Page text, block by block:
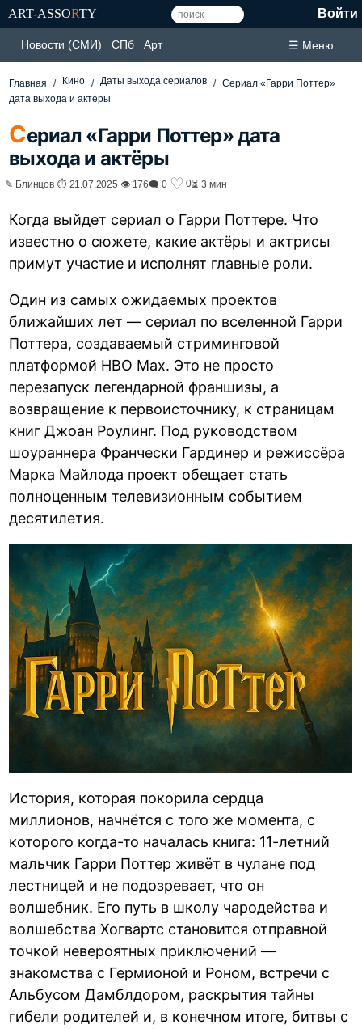
ART-ASSORTY Войти
Новости (СМИ) СПб Арт ☰ Меню
Главная Кино Даты выхода сериалов
Сериал «Гарри Поттер»
дата выхода и актёры
Сериал «Гарри Поттер» дата
выхода и актёры
✎ Блинцов ⏱ 21.07.2025 👁 176🗨 0 ♡ 0⏳ 3 мин
Когда выйдет сериал о Гарри Поттере. Что
известно о сюжете, какие актёры и актрисы
примут участие и исполнят главные роли.
Один из самых ожидаемых проектов
ближайших лет — сериал по вселенной Гарри
Поттера, создаваемый стриминговой
платформой HBO Max. Это не просто
перезапуск легендарной франшизы, а
возвращение к первоисточнику, к страницам
книг Джоан Роулинг. Под руководством
шоураннера Франчески Гардинер и режиссёра
Марка Майлода проект обещает стать
полноценным телевизионным событием
десятилетия.
История, которая покорила сердца
миллионов, начнётся с того же момента, с
которого когда-то началась книга: 11-летний
мальчик Гарри Поттер живёт в чулане под
лестницей и не подозревает, что он
волшебник. Его путь в школу чародейства и
волшебства Хогвартс становится отправной
точкой невероятных приключений —
знакомства с Гермионой и Роном, встречи с
Альбусом Дамблдором, раскрытия тайны
гибели родителей и, в конечном итоге, битвы с